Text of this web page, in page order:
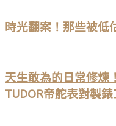
時光翻案！那些被低
天生敢為的日常修煉
TUDOR帝舵表對製